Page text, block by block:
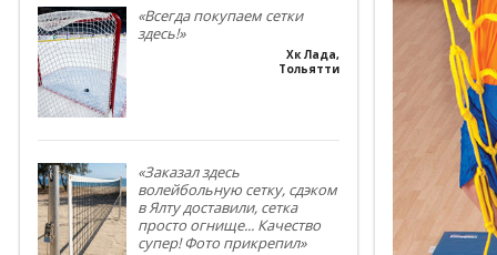
«Всегда покупаем сетки
здесь!»
Хк Лада,
Тольятти
«Заказал здесь
волейбольную сетку, сдэком
в Ялту доставили, сетка
просто огнище... Качество
супер! Фото прикрепил»